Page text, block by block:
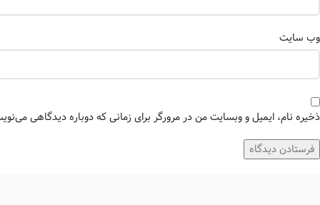
وب‌ سایت
ذخیره نام، ایمیل و وبسایت من در مرورگر برای زمانی که دوباره دیدگاهی